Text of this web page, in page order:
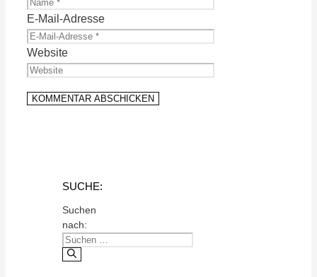
E-Mail-Adresse
Website
SUCHE:
Suchen
nach: